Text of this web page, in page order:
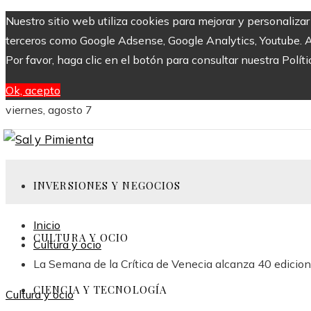
Nuestro sitio web utiliza cookies para mejorar y
terceros como Google Adsense, Google Analytics,
Por favor, haga clic en el botón para consultar nuestra
Ok, acepto
viernes, agosto 7
INVERSIONES Y NEGOCIOS
CULTURA Y OCIO
CIENCIA Y TECNOLOGÍA
Inicio
Cultura y ocio
La Semana de la Crítica de Venecia alcanza 40
Cultura y ocio